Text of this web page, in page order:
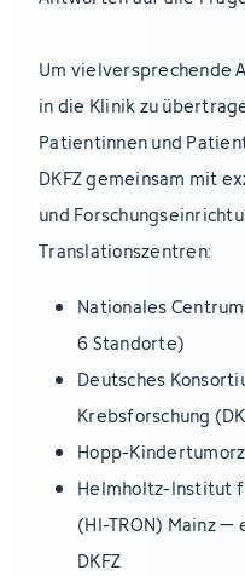
Um vielversprechende
in die Klinik zu
Patientinnen und
DKFZ gemeinsam mit
und
Translationszentren:
Nationales
6 Standorte)
Deutsches
Krebsforschung
Hopp-
Helmholtz-Institut
(HI-TRON) Mainz
DKFZ